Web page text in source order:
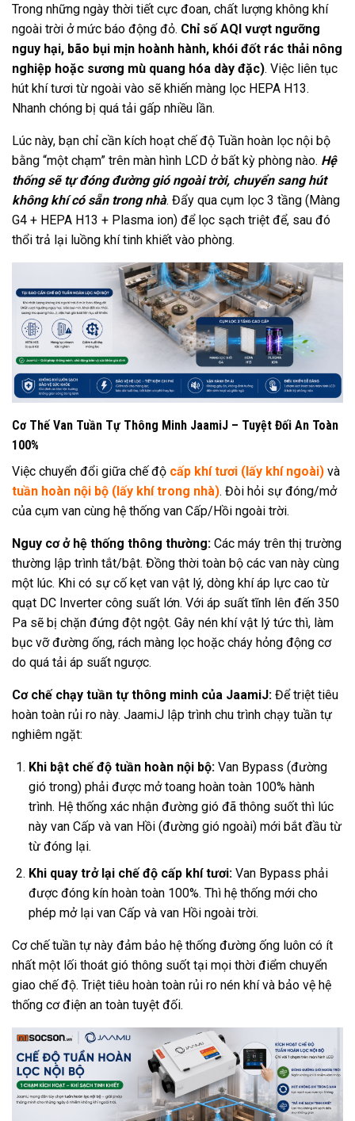
Trong những ngày thời tiết cực đoan, chất lượng không khí
ngoài trời ở mức báo động đỏ. Chỉ số AQI vượt ngưỡng
nguy hại, bão bụi mịn hoành hành, khói đốt rác thải nông
nghiệp hoặc sương mù quang hóa dày đặc). Việc liên tục
hút khí tươi từ ngoài vào sẽ khiến màng lọc HEPA H13.
Nhanh chóng bị quá tải gấp nhiều lần.
Lúc này, bạn chỉ cần kích hoạt chế độ Tuần hoàn lọc nội bộ
bằng “một chạm” trên màn hình LCD ở bất kỳ phòng nào. Hệ
thống sẽ tự đóng đường gió ngoài trời, chuyển sang hút
không khí có sẵn trong nhà. Đẩy qua cụm lọc 3 tầng (Màng
G4 + HEPA H13 + Plasma ion) để lọc sạch triệt để, sau đó
thổi trả lại luồng khí tinh khiết vào phòng.
Cơ Thế Van Tuần Tự Thông Minh JaamiJ – Tuyệt Đối An Toàn
100%
Việc chuyển đổi giữa chế độ cấp khí tươi (lấy khí ngoài) và
tuần hoàn nội bộ (lấy khí trong nhà). Đòi hỏi sự đóng/mở
của cụm van cùng hệ thống van Cấp/Hồi ngoài trời.
Nguy cơ ở hệ thống thông thường: Các máy trên thị trường
thường lập trình tắt/bật. Đồng thời toàn bộ các van này cùng
một lúc. Khi có sự cố kẹt van vật lý, dòng khí áp lực cao từ
quạt DC Inverter công suất lớn. Với áp suất tĩnh lên đến 350
Pa sẽ bị chặn đứng đột ngột. Gây nén khí vật lý tức thì, làm
bục vỡ đường ống, rách màng lọc hoặc cháy hỏng động cơ
do quá tải áp suất ngược.
Cơ chế chạy tuần tự thông minh của JaamiJ: Để triệt tiêu
hoàn toàn rủi ro này. JaamiJ lập trình chu trình chạy tuần tự
nghiêm ngặt:
Khi bật chế độ tuần hoàn nội bộ:Van Bypass (đường
gió trong) phải được mở toang hoàn toàn 100% hành
trình. Hệ thống xác nhận đường gió đã thông suốt thì lúc
này van Cấp và van Hồi (đường gió ngoài) mới bắt đầu từ
từ đóng lại.
Khi quay trở lại chế độ cấp khí tươi:Van Bypass phải
được đóng kín hoàn toàn 100%. Thì hệ thống mới cho
phép mở lại van Cấp và van Hồi ngoài trời.
Cơ chế tuần tự này đảm bảo hệ thống đường ống luôn có ít
nhất một lối thoát gió thông suốt tại mọi thời điểm chuyển
giao chế độ. Triệt tiêu hoàn toàn rủi ro nén khí và bảo vệ hệ
thống cơ điện an toàn tuyệt đối.